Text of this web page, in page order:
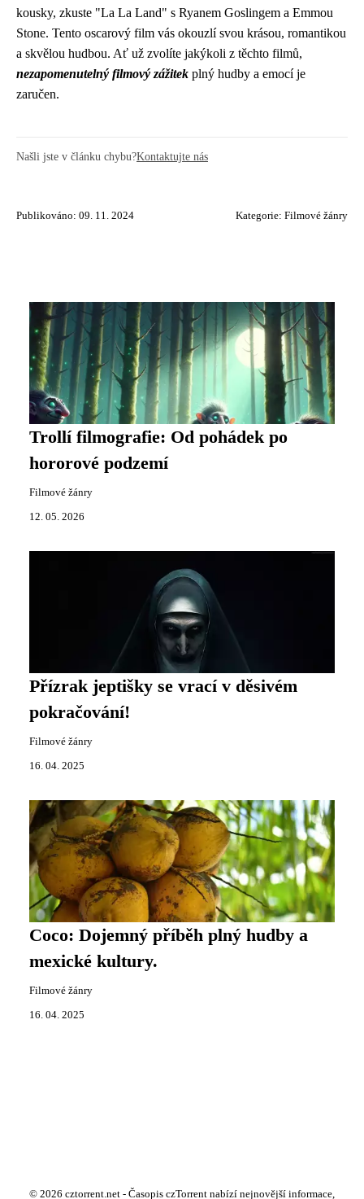
kousky, zkuste "La La Land" s Ryanem Goslingem a Emmou
Stone. Tento oscarový film vás okouzlí svou krásou, romantikou
a skvělou hudbou. Ať už zvolíte jakýkoli z těchto filmů,
nezapomenutelný filmový zážitek plný hudby a emocí je
zaručen.
Našli jste v článku chybu?Kontaktujte nás
Publikováno: 09. 11. 2024 Kategorie: Filmové žánry
Trollí filmografie: Od pohádek po
hororové podzemí
Filmové žánry
12. 05. 2026
Přízrak jeptišky se vrací v děsivém
pokračování!
Filmové žánry
16. 04. 2025
Coco: Dojemný příběh plný hudby a
mexické kultury.
Filmové žánry
16. 04. 2025
© 2026 cztorrent.net - Časopis czTorrent nabízí nejnovější informace,